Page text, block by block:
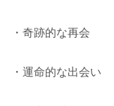
・奇跡的な再会
・運命的な出会い